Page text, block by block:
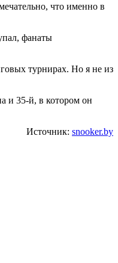
что именно в
фанаты
турнирах. Но я не из
и 35-й, в котором он
Источник: snooker.by